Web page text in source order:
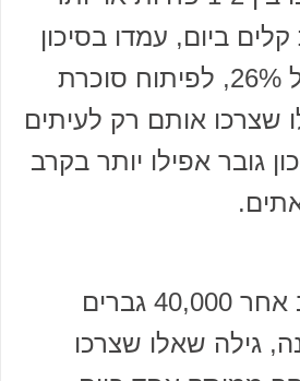
ביום, עמדו בסיכון
גבוה יותר של 26%, לפיתוח סוכרת
מאלו שצרכו אותם רק לעיתים
גובר אפילו יותר בקרב
מחקר שעקב אחר 40,000 גברים
20 שנה, גילה שאלו שצרכו